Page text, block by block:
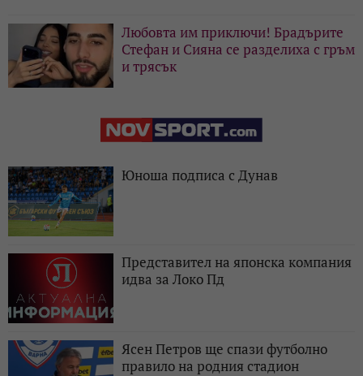
Любовта им приключи! Брадърите
Стефан и Сияна се разделиха с гръм
и трясък
Юноша подписа с Дунав
Представител на японска компания
идва за Локо Пд
Ясен Петров ще спази футболно
правило на родния стадион